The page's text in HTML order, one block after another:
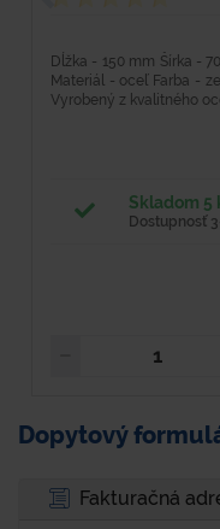
Dĺžka - 150 mm Šírka -
Materiál - oceľ Farba -
Vyrobený z kvalitného
Skladom 5
Dostupnosť
Dopytový
Fakturačná